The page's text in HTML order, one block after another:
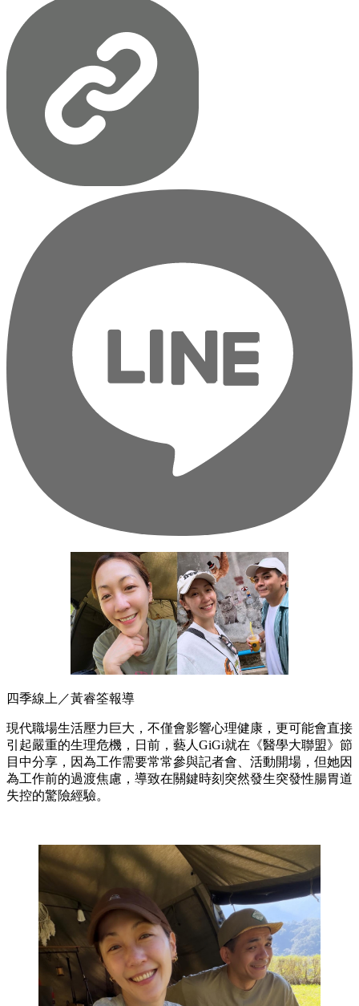
四季線上／黃睿筌報導
現代職場生活壓力巨大，不僅會影響心理健康，更可能會直接
引起嚴重的生理危機，日前，藝人GiGi就在《醫學大聯盟》節
目中分享，因為工作需要常常參與記者會、活動開場，但她因
為工作前的過渡焦慮，導致在關鍵時刻突然發生突發性腸胃道
失控的驚險經驗。